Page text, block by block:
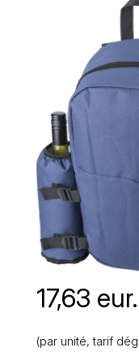
17,63 eur.
(par unité, tarif